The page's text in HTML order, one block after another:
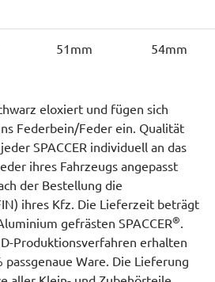
51mm 54mm
eloxiert und fügen sich
Federbein/Feder ein. Qualität
SPACCER individuell an das
ihres Fahrzeugs angepasst
der Bestellung die
ihres Kfz. Die Lieferzeit beträgt
gefrästen SPACCER®.
Produktionsverfahren erhalten
Ware. Die Lieferung